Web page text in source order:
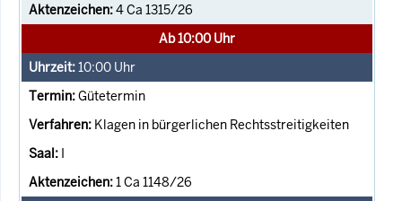
4 Ca 1315/26
Ab 10:00 Uhr
10:00 Uhr
Gütetermin
Klagen in bürgerlichen Rechtsstreitigkeiten
I
1 Ca 1148/26